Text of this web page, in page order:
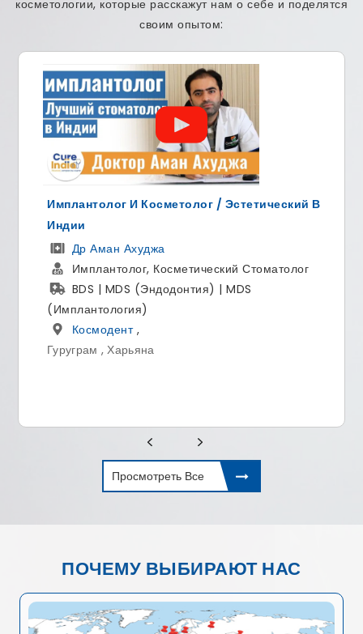
косметологии, которые расскажут нам о себе и поделятся
своим опытом:
Имплантолог И Косметолог / Эстетический В
Индии
Др Аман Ахуджа
Имплантолог, Косметический Стоматолог
BDS | MDS (Эндодонтия) | MDS
(Имплантология)
Космодент,
Гуруграм , Харьяна
Просмотреть Все
ПОЧЕМУ ВЫБИРАЮТ НАС